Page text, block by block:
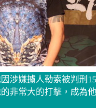
涉嫌擄人勒索被判刑
非常大的打擊，成為